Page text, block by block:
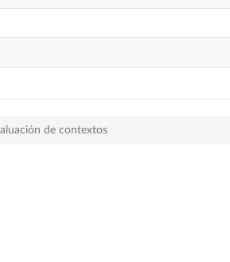
de contextos